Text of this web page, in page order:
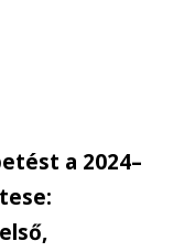
a 2024–
: